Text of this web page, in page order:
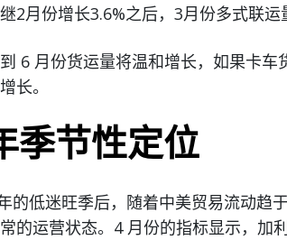
2月份增长3.6%之后，3月份多式联
6 月份货运量将温和增长，如果卡
长。
季节性定位
的低迷旺季后，随着中美贸易流动趋
的运营状态。4 月份的指标显示，加